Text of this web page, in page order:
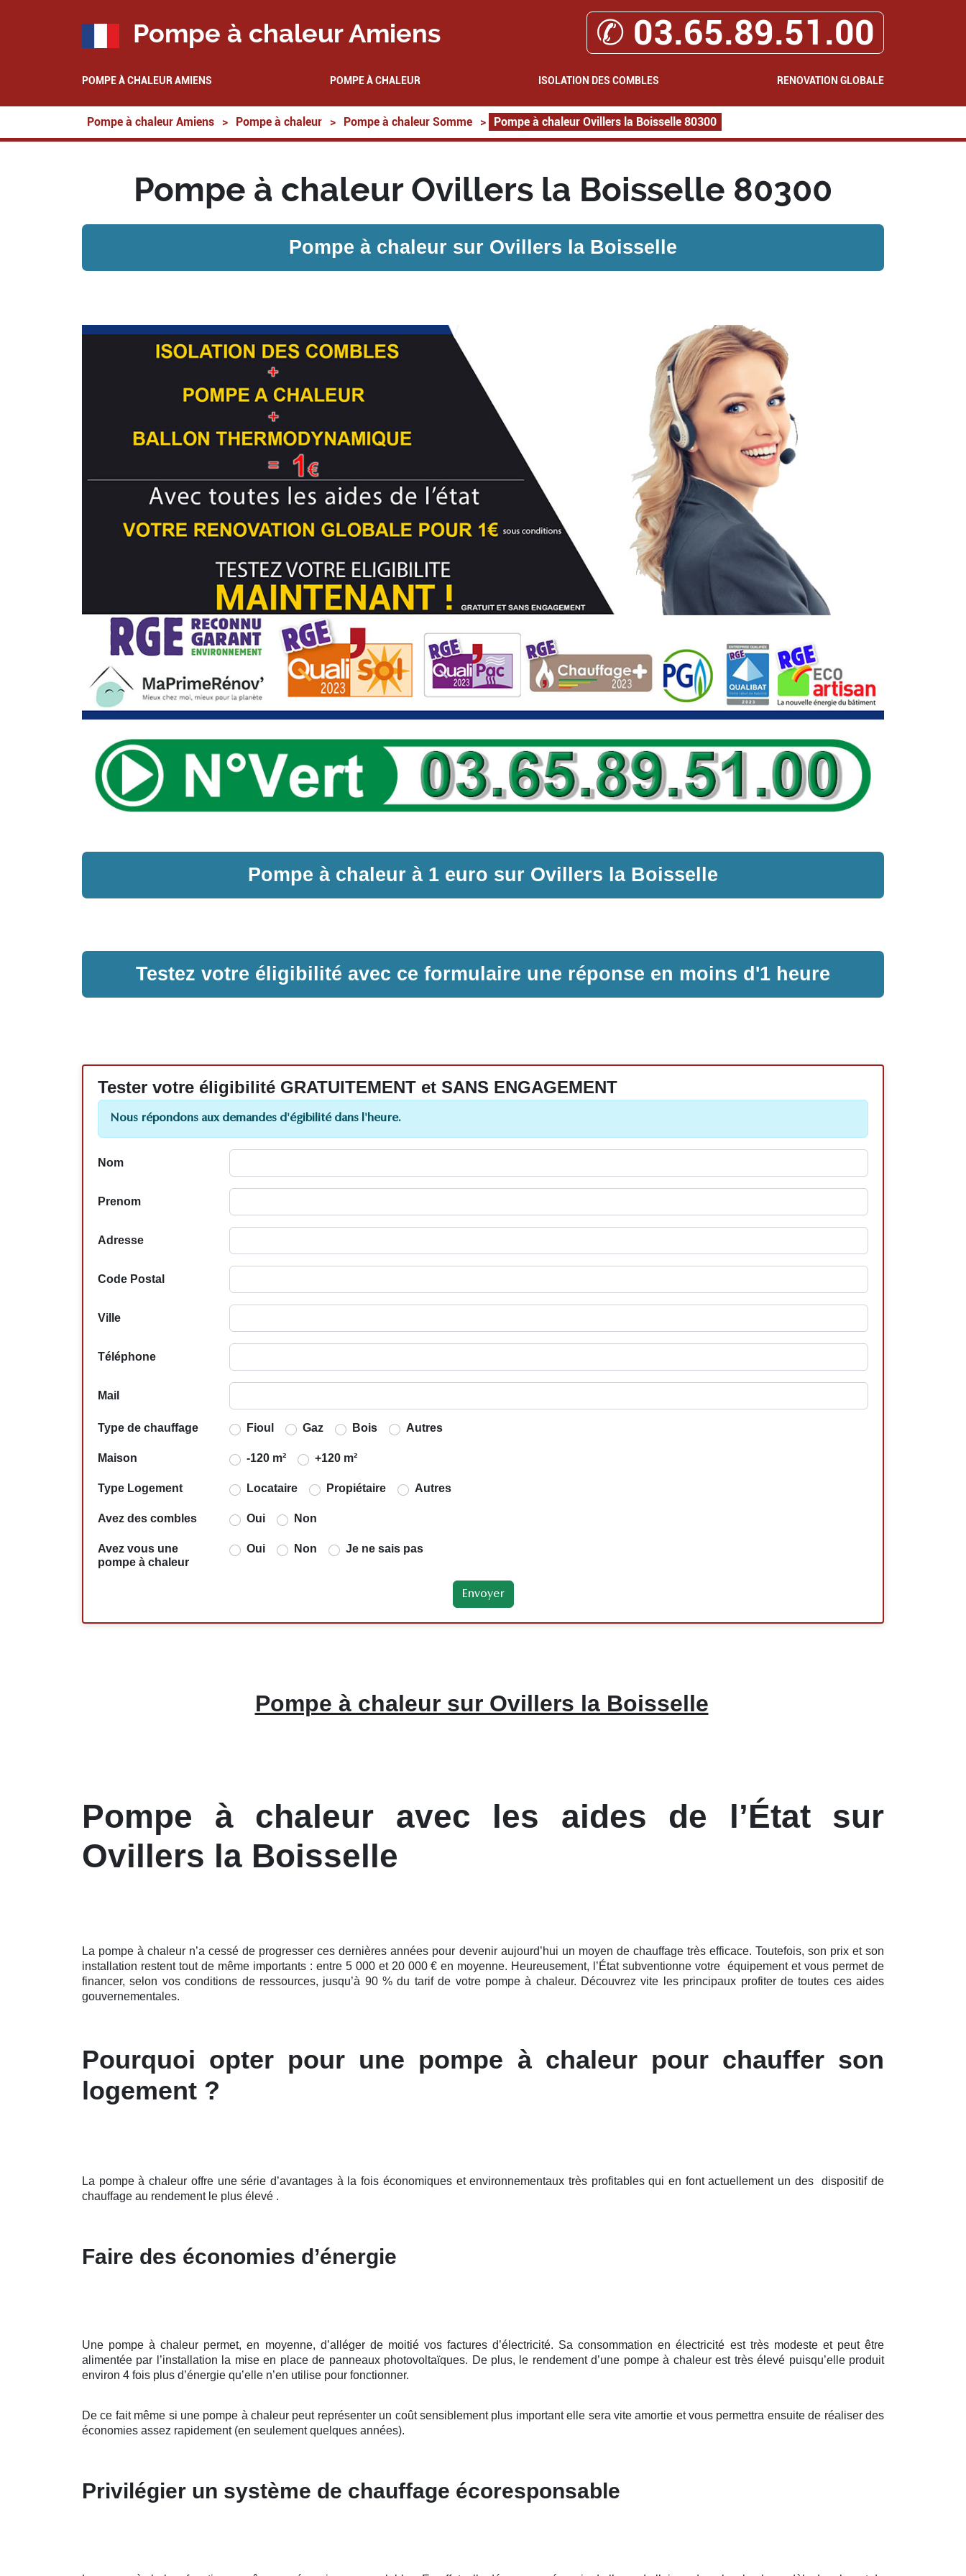
Pompe à chaleur Amiens ✆ 03.65.89.51.00
POMPE À CHALEUR AMIENS POMPE À CHALEUR ISOLATION DES COMBLES RENOVATION GLOBALE
Pompe à chaleur Amiens > Pompe à chaleur > Pompe à chaleur Somme > Pompe à chaleur Ovillers la Boisselle 80300
Pompe à chaleur Ovillers la Boisselle 80300
Pompe à chaleur sur Ovillers la Boisselle
Pompe à chaleur à 1 euro sur Ovillers la Boisselle
Testez votre éligibilité avec ce formulaire une réponse en moins d'1 heure
Tester votre éligibilité GRATUITEMENT et SANS ENGAGEMENT
Nous répondons aux demandes d'égibilité dans l'heure.
Nom
Prenom
Adresse
Code Postal
Ville
Téléphone
Mail
Type de chauffage Fioul Gaz Bois Autres
Maison -120 m² +120 m²
Type Logement Locataire Propiétaire Autres
Avez des combles Oui Non
Avez vous une
pompe à chaleur
Oui Non Je ne sais pas
Pompe à chaleur sur Ovillers la Boisselle
Pompe à chaleur avec les aides de l’État sur
Ovillers la Boisselle
La pompe à chaleur n’a cessé de progresser cesdernières années pour devenir aujourd’hui un moyen de chauffage très efficace. Toutefois, son prix et son
installation restent tout de même importants : entre 5 000 et 20 000 € en moyenne. Heureusement, l’État subventionne votre équipement et vous permet de
financer, selon vos conditions de ressources, jusqu’à 90 % du tarif de votre pompe à chaleur. Découvrez vite les principaux profiter de toutes ces aides
gouvernementales.
Pourquoi opter pour une pompe à chaleur pour chauffer son
logement ?
La pompe à chaleur offre une série d’avantages à la fois économiques et environnementaux très profitables qui en font actuellement un des dispositif de
chauffage au rendement le plus élevé .
Faire des économies d’énergie
Une pompe à chaleur permet, en moyenne, d’alléger de moitié vos factures d’électricité. Sa consommation en électricité est très modeste et peut être
alimentée par l’installation la mise en place de panneaux photovoltaïques. De plus, le rendement d’une pompe à chaleur est très élevé puisqu’elle produit
environ 4 fois plus d’énergie qu’elle n’en utilise pour fonctionner.
De ce fait même si une pompe à chaleur peut représenter un coût sensiblement plus important elle sera vite amortie et vous permettra ensuite de réaliser des
économies assez rapidement (en seulement quelques années).
Privilégier un système de chauffage écoresponsable